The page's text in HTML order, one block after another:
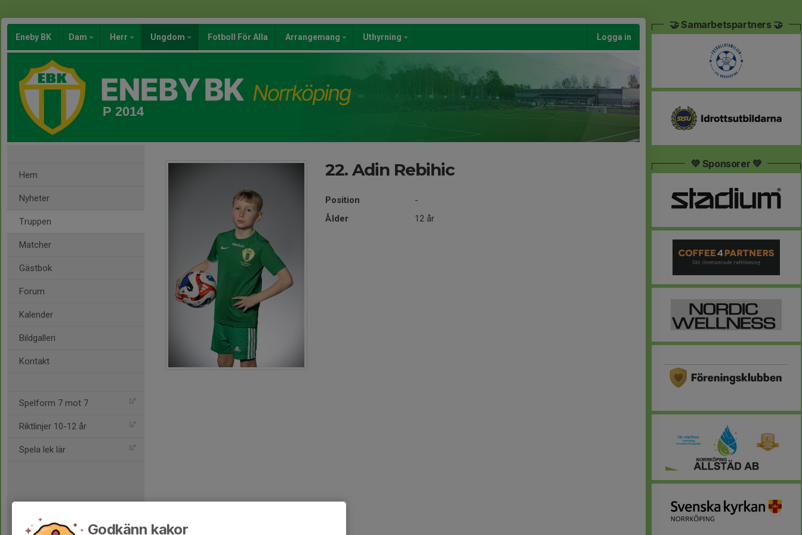
Eneby BK Dam Herr Ungdom Fotboll För Alla Arrangemang Uthyrning Logga in
P 2014
Hem
Nyheter
Truppen
Matcher
Gästbok
Forum
Kalender
Bildgalleri
Kontakt
Spelform 7 mot 7
Riktlinjer 10-12 år
Spela lek lär
22. Adin Rebihic
Position
-
Ålder
12 år
🤝 Samarbetspartners 🤝
💚 Sponsorer 💚
Godkänn kakor